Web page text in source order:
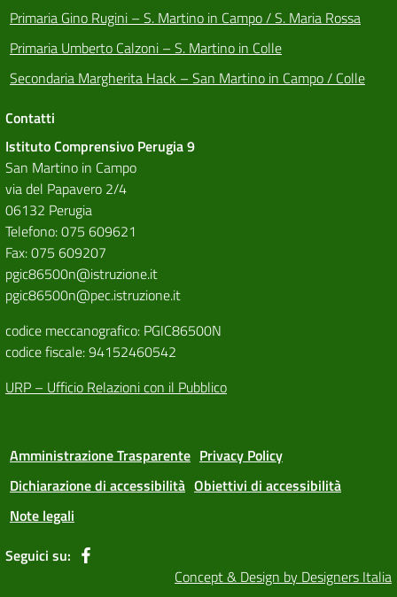
Primaria Gino Rugini – S. Martino in Campo / S. Maria Rossa
Primaria Umberto Calzoni – S. Martino in Colle
Secondaria Margherita Hack – San Martino in Campo / Colle
Contatti
Istituto Comprensivo Perugia 9
San Martino in Campo
via del Papavero 2/4
06132 Perugia
Telefono: 075 609621
Fax: 075 609207
pgic86500n@istruzione.it
pgic86500n@pec.istruzione.it
codice meccanografico: PGIC86500N
codice fiscale: 94152460542
URP – Ufficio Relazioni con il Pubblico
Amministrazione Trasparente Privacy Policy
Dichiarazione di accessibilità Obiettivi di accessibilità
Note legali
Seguici su:
Concept & Design by Designers Italia